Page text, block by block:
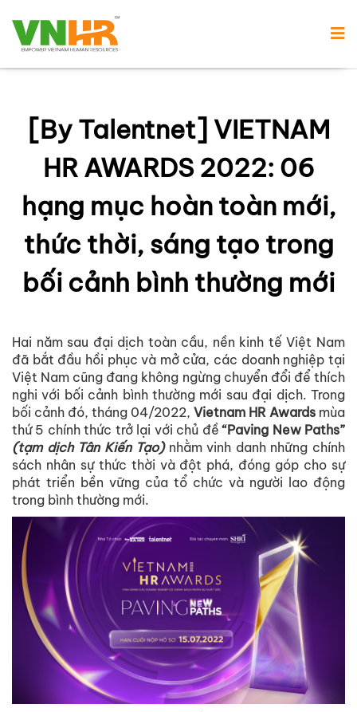
[By Talentnet] VIETNAM
HR AWARDS 2022: 06
hạng mục hoàn toàn mới,
thức thời, sáng tạo trong
bối cảnh bình thường mới
Hai năm sau đại dịch toàn cầu, nền kinh tế Việt Nam
đã bắt đầu hồi phục và mở cửa, các doanh nghiệp tại
Việt Nam cũng đang không ngừng chuyển đổi để thích
nghi với bối cảnh bình thường mới sau đại dịch. Trong
bối cảnh đó, tháng 04/2022, Vietnam HR Awards mùa
thứ 5 chính thức trở lại với chủ đề“Paving New Paths”
(tạm dịch Tân Kiến Tạo)nhằm vinh danh những chính
sách nhân sự thức thời và đột phá, đóng góp cho sự
phát triển bền vững của tổ chức và người lao động
trong bình thường mới.